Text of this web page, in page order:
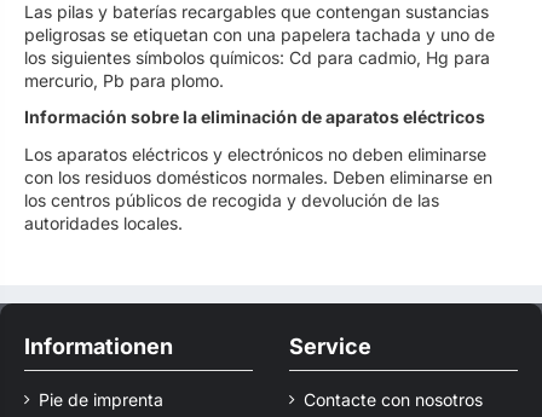
Las pilas y baterías recargables que contengan sustancias
peligrosas se etiquetan con una papelera tachada y uno de
los siguientes símbolos químicos: Cd para cadmio, Hg para
mercurio, Pb para plomo.
Información sobre la eliminación de aparatos eléctricos
Los aparatos eléctricos y electrónicos no deben eliminarse
con los residuos domésticos normales. Deben eliminarse en
los centros públicos de recogida y devolución de las
autoridades locales.
Informationen
Pie de imprenta
Service
Contacte con nosotros